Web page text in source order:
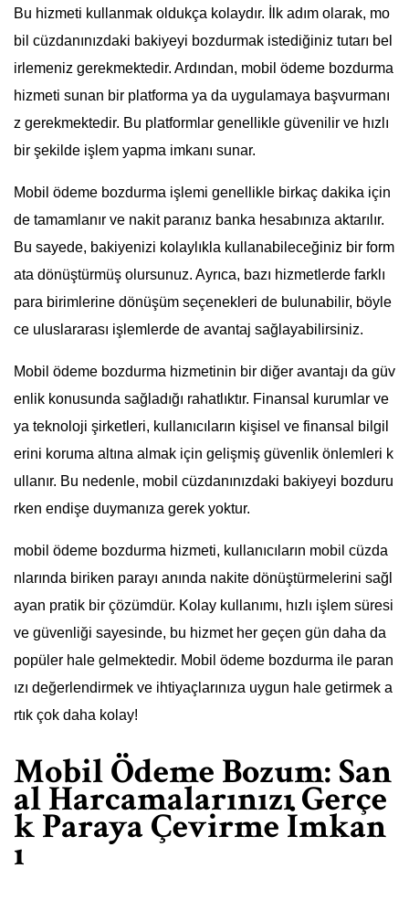
Bu hizmeti kullanmak oldukça kolaydır. İlk adım olarak, mo
bil cüzdanınızdaki bakiyeyi bozdurmak istediğiniz tutarı bel
irlemeniz gerekmektedir. Ardından, mobil ödeme bozdurma
hizmeti sunan bir platforma ya da uygulamaya başvurmanı
z gerekmektedir. Bu platformlar genellikle güvenilir ve hızlı
bir şekilde işlem yapma imkanı sunar.
Mobil ödeme bozdurma işlemi genellikle birkaç dakika için
de tamamlanır ve nakit paranız banka hesabınıza aktarılır.
Bu sayede, bakiyenizi kolaylıkla kullanabileceğiniz bir form
ata dönüştürmüş olursunuz. Ayrıca, bazı hizmetlerde farklı
para birimlerine dönüşüm seçenekleri de bulunabilir, böyle
ce uluslararası işlemlerde de avantaj sağlayabilirsiniz.
Mobil ödeme bozdurma hizmetinin bir diğer avantajı da güv
enlik konusunda sağladığı rahatlıktır. Finansal kurumlar ve
ya teknoloji şirketleri, kullanıcıların kişisel ve finansal bilgil
erini koruma altına almak için gelişmiş güvenlik önlemleri k
ullanır. Bu nedenle, mobil cüzdanınızdaki bakiyeyi bozduru
rken endişe duymanıza gerek yoktur.
mobil ödeme bozdurma hizmeti, kullanıcıların mobil cüzda
nlarında biriken parayı anında nakite dönüştürmelerini sağl
ayan pratik bir çözümdür. Kolay kullanımı, hızlı işlem süresi
ve güvenliği sayesinde, bu hizmet her geçen gün daha da
popüler hale gelmektedir. Mobil ödeme bozdurma ile paran
ızı değerlendirmek ve ihtiyaçlarınıza uygun hale getirmek a
rtık çok daha kolay!
Mobil Ödeme Bozum: San
al Harcamalarınızı Gerçe
k Paraya Çevirme İmkan
ı